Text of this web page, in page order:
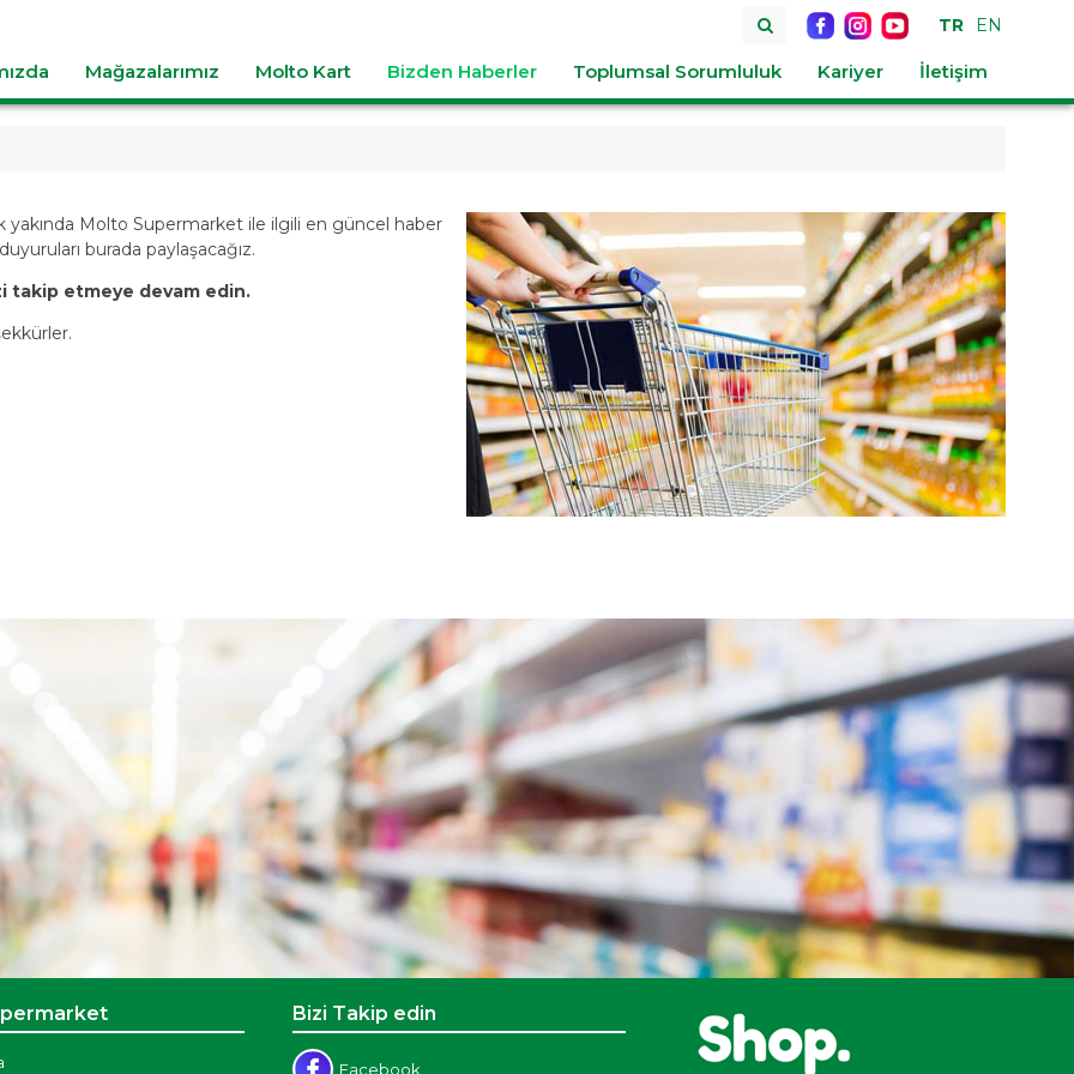
TR EN
Mağazalarımız Molto Kart Bizden Haberler Toplumsal Sorumluluk Kariyer İletişim
yakında Molto Supermarket ile ilgili en güncel haber
burada paylaşacağız.
takip etmeye devam edin.
Bizi Takip edin
Facebook